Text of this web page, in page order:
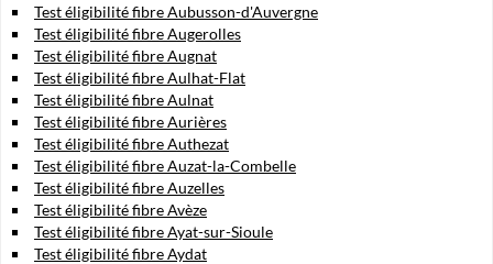
Test éligibilité fibre Aubusson-d'Auvergne
Test éligibilité fibre Augerolles
Test éligibilité fibre Augnat
Test éligibilité fibre Aulhat-Flat
Test éligibilité fibre Aulnat
Test éligibilité fibre Aurières
Test éligibilité fibre Authezat
Test éligibilité fibre Auzat-la-Combelle
Test éligibilité fibre Auzelles
Test éligibilité fibre Avèze
Test éligibilité fibre Ayat-sur-Sioule
Test éligibilité fibre Aydat